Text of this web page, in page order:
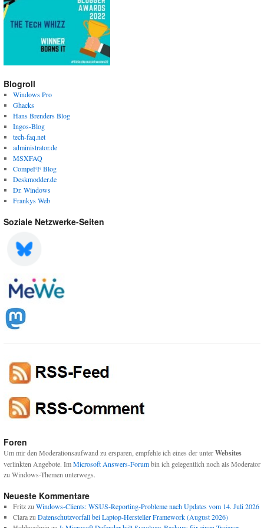
Blogroll
Windows Pro
Ghacks
Hans Brenders Blog
Ingos-Blog
tech-faq.net
administrator.de
MSXFAQ
CompeFF Blog
Deskmodder.de
Dr. Windows
Frankys Web
Soziale Netzwerke-Seiten
Foren
Um mir den Moderationsaufwand zu ersparen, empfehle ich eines der unterWebsites
verlinkten Angebote. ImMicrosoft Answers-Forumbin ich gelegentlich noch als Moderator
zu Windows-Themen unterwegs.
Neueste Kommentare
Fritzzu Windows-Clients: WSUS-Reporting-Probleme nach Updates vom 14. Juli 2026
Clarazu Datenschutzvorfall bei Laptop-Hersteller Framework (August 2026)